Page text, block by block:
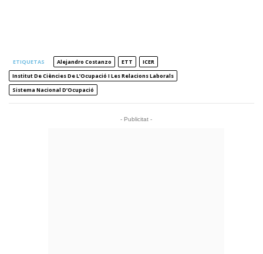
ETIQUETAS Alejandro Costanzo ETT
ICER
Institut De Ciències De L’Ocupació I Les Relacions Laborals
Sistema Nacional D’Ocupació
- Publicitat -